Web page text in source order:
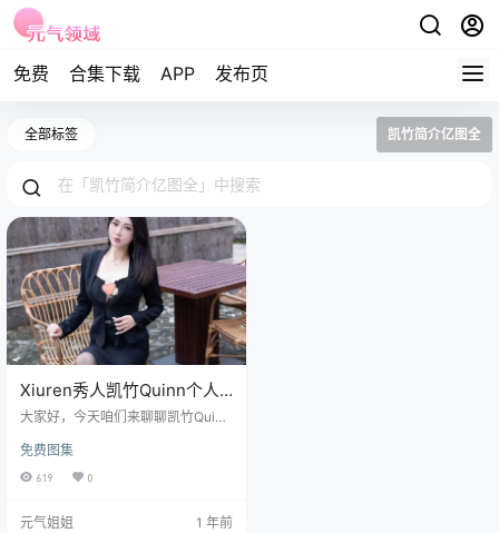
免费 合集下载 APP 发布页
全部标签 凯竹简介亿图全
Xiuren秀人凯竹Quinn个人
资料和NO.9271期图片欣赏
大家好，今天咱们来聊聊凯竹Quin
别看她外表冷艳，其实内心火热得
很，尤其是她那NO.9271期的作品作
迷路) 首先，咱们得先了解一下凯竹
免费图集
619 0
元气姐姐 1 年前